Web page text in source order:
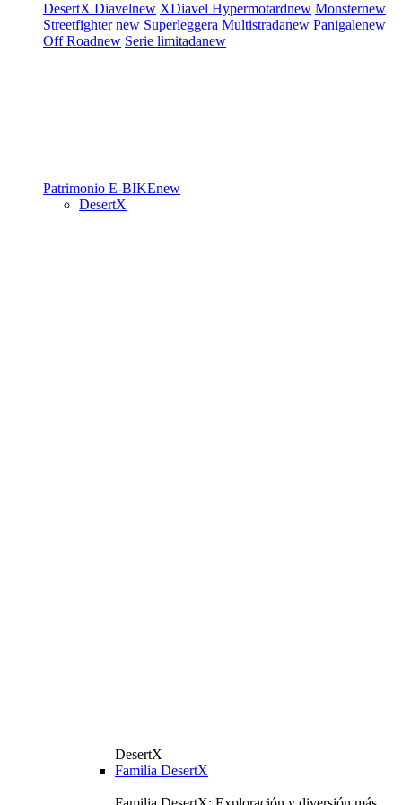
DesertX Diavelnew XDiavel Hypermotardnew Monsternew
Streetfighternew Superleggera Multistradanew Panigalenew
Off Roadnew Serie limitadanew
Patrimonio E-BIKEnew
DesertX
DesertX
Familia DesertX